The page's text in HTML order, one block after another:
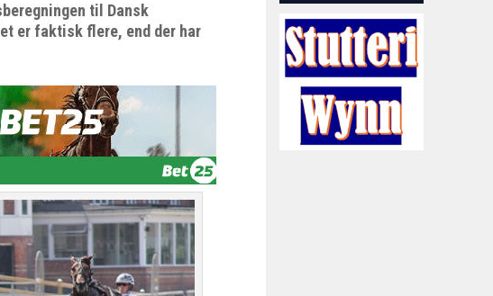
til Dansk
er faktisk flere, end der har